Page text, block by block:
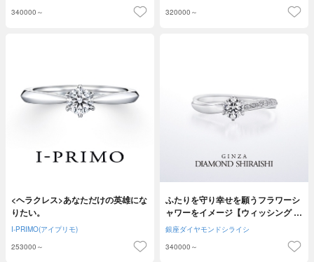
340000～
320000～
<ヘラクレス>あなただけの英雄にな
りたい。
I-PRIMO(アイプリモ)
253000～
ふたりを守り幸せを願うフラワーシ
ャワーをイメージ【ウィッシング フ
ラワー】
銀座ダイヤモンドシライシ
340000～